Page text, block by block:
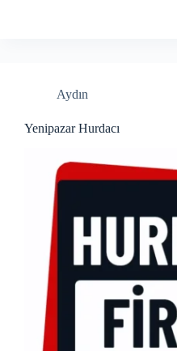
Aydın
Yenipazar Hurdacı